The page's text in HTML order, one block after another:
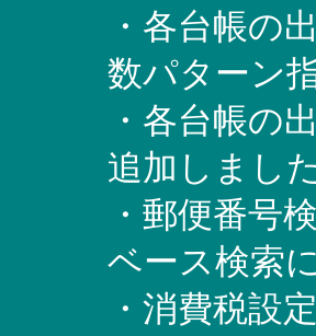
・各台帳の
数パターン
・各台帳の
追加しまし
・郵便番号
ベース検索
・消費税設